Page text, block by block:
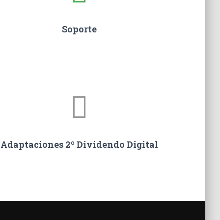
Soporte
Adaptaciones 2º Dividendo Digital